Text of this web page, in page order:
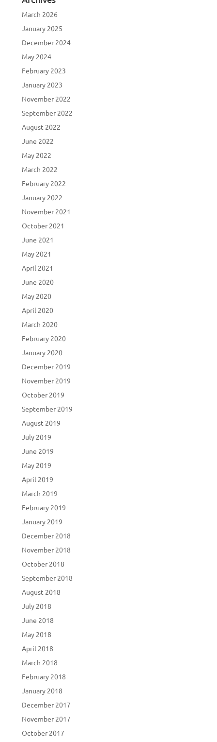
March 2026
January 2025
December 2024
May 2024
February 2023
January 2023
November 2022
September 2022
August 2022
June 2022
May 2022
March 2022
February 2022
January 2022
November 2021
October 2021
June 2021
May 2021
April 2021
June 2020
May 2020
April 2020
March 2020
February 2020
January 2020
December 2019
November 2019
October 2019
September 2019
August 2019
July 2019
June 2019
May 2019
April 2019
March 2019
February 2019
January 2019
December 2018
November 2018
October 2018
September 2018
August 2018
July 2018
June 2018
May 2018
April 2018
March 2018
February 2018
January 2018
December 2017
November 2017
October 2017